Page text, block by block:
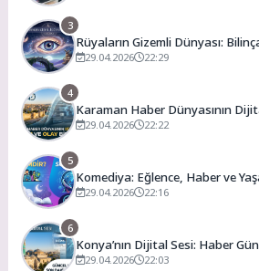
3
Rüyaların Gizemli Dünyası:
Aralamak
29.04.2026 22:29
4
Karaman Haber Dünyasının
Olay
29.04.2026 22:22
5
Komediya: Eğlence, Haber ve
Noktası
29.04.2026 22:16
6
Konya’nın Dijital Sesi: Haber
Merkezi
29.04.2026 22:03